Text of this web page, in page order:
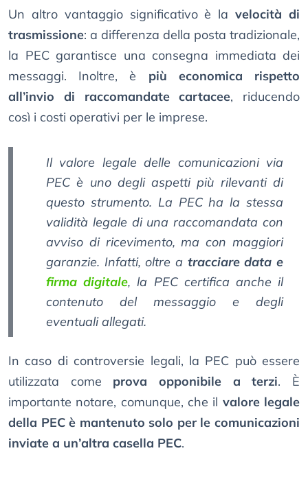
Un altro vantaggio significativo è lavelocità di
trasmissione: a differenza della posta tradizionale,
la PEC garantisce una consegna immediata dei
messaggi. Inoltre, è più economica rispetto
all’invio di raccomandate cartacee, riducendo
così i costi operativi per le imprese.
Il valore legale delle comunicazioni via
PEC è uno degli aspetti più rilevanti di
questo strumento. La PEC ha la stessa
validità legale di una raccomandata con
avviso di ricevimento, ma con maggiori
garanzie. Infatti, oltre a tracciare data e
firma digitale, la PEC certifica anche il
contenuto del messaggio e degli
eventuali allegati.
In caso di controversie legali, la PEC può essere
utilizzata come prova opponibile a terzi. È
importante notare, comunque, che il valore legale
della PEC è mantenuto solo per le comunicazioni
inviate a un’altra casella PEC.